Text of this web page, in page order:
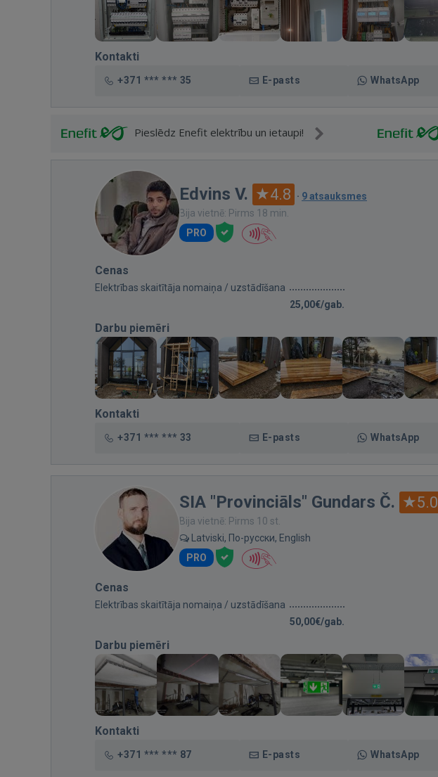
Kontakti
+371 *** *** 35 E-pasts WhatsApp
Pieslēdz Enefit elektrību un ietaupi!
Edvins V. 4.8 · 9 atsauksmes
Bija vietnē: Pirms 18 min.
PRO
Cenas
Elektrības skaitītāja nomaiņa / uzstādīšana
25,00€/gab.
Darbu piemēri
Kontakti
+371 *** *** 33 E-pasts WhatsApp
SIA "Provinciāls" Gundars Č. 5.0
Bija vietnē: Pirms 10 st.
Latviski, По-русски, English
PRO
Cenas
Elektrības skaitītāja nomaiņa / uzstādīšana
50,00€/gab.
Darbu piemēri
Kontakti
+371 *** *** 87 E-pasts WhatsApp